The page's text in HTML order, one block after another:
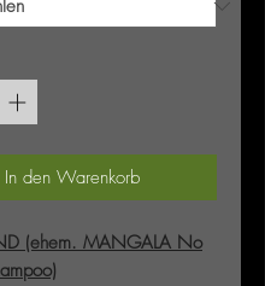
In den Warenkorb
(ehem. MANGALA No